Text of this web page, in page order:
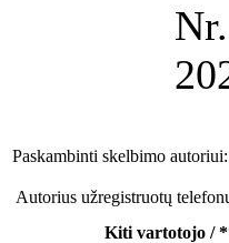
Paskambinti skelbimo autoriui:
Autorius užregistruotų
Kiti vartotojo /